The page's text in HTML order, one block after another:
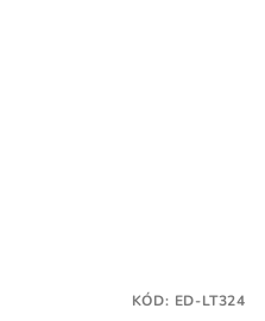
KÓD: ED-LT324